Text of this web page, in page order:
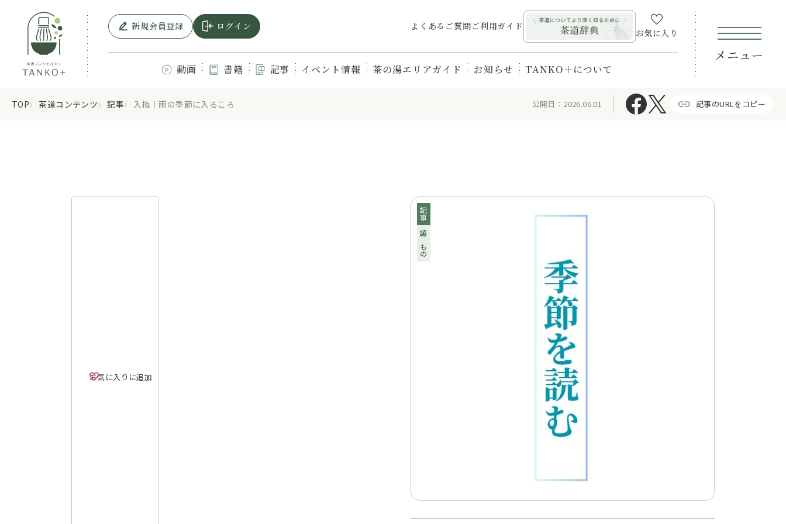
新規会員登録 ログイン よくあるご質問ご利用ガイド
お気に入り
メニュー
動画 書籍 記事 イベント情報 茶の湯エリアガイド お知らせ TANKO＋について
TOP 茶道コンテンツ 記事 入梅｜雨の季節に入るころ 公開日：2026.06.01 記事のURLをコピー
お気に入りに追加
記事
読みもの